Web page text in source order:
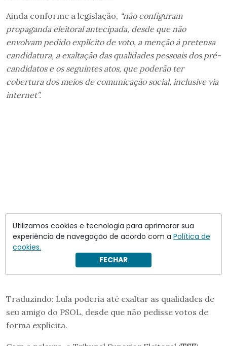
Ainda conforme a legislação, “não configuram
propaganda eleitoral antecipada, desde que não
envolvam pedido explícito de voto, a menção à pretensa
candidatura, a exaltação das qualidades pessoais dos pré-
candidatos e os seguintes atos, que poderão ter
cobertura dos meios de comunicação social, inclusive via
internet”.
Traduzindo: Lula poderia até exaltar as qualidades de
seu amigo do PSOL, desde que não pedisse votos de
forma explícita.
Utilizamos cookies e tecnologia para aprimorar sua
experiência de navegação de acordo com a Política de
cookies.
FECHAR